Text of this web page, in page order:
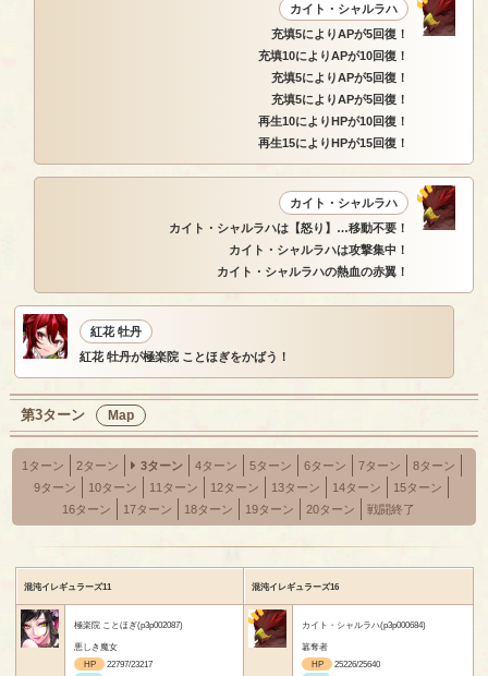
カイト・シャルラハ
充填5によりAPが5回復！
充填10によりAPが10回復！
充填5によりAPが5回復！
充填5によりAPが5回復！
再生10によりHPが10回復！
再生15によりHPが15回復！
カイト・シャルラハ
カイト・シャルラハは【怒り】…移動不要！
カイト・シャルラハは攻撃集中！
カイト・シャルラハの熱血の赤翼！
紅花 牡丹
紅花 牡丹が極楽院 ことほぎをかばう！
第3ターン Map
1ターン 2ターン 3ターン 4ターン 5ターン 6ターン 7ターン
8ターン
9ターン
10ターン 11ターン 12ターン 13ターン 14ターン
15ターン
16ターン
17ターン 18ターン 19ターン 20ターン 戦闘終了
混沌イレギュラーズ11 混沌イレギュラーズ16
極楽院 ことほぎ(p3p002087)
悪しき魔女
HP
22797/23217
カイト・シャルラハ(p3p000684)
簒奪者
HP
25226/25640